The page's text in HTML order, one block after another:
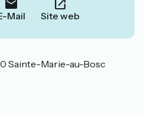
Mail Site web
Sainte-Marie-au-Bosc